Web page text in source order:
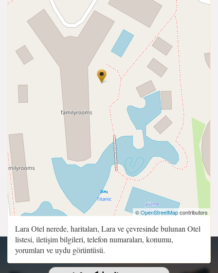
©OpenStreetMapcontributors
Lara Otel nerede, haritaları, Lara ve çevresinde bulunan Otel
listesi, iletişim bilgileri, telefon numaraları, konumu,
yorumları ve uydu görüntüsü.
Copyright 2015 - 2026 | Sitenin Tüm Hakları Saklıdır.